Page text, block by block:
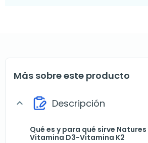
Más sobre este producto
expand_more Descripción
Qué es y para qué sirve Natures
Vitamina D3-Vitamina K2